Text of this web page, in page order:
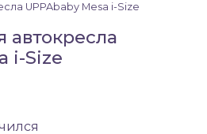
UPPAbaby Mesa i-Size
автокресла
i-Size